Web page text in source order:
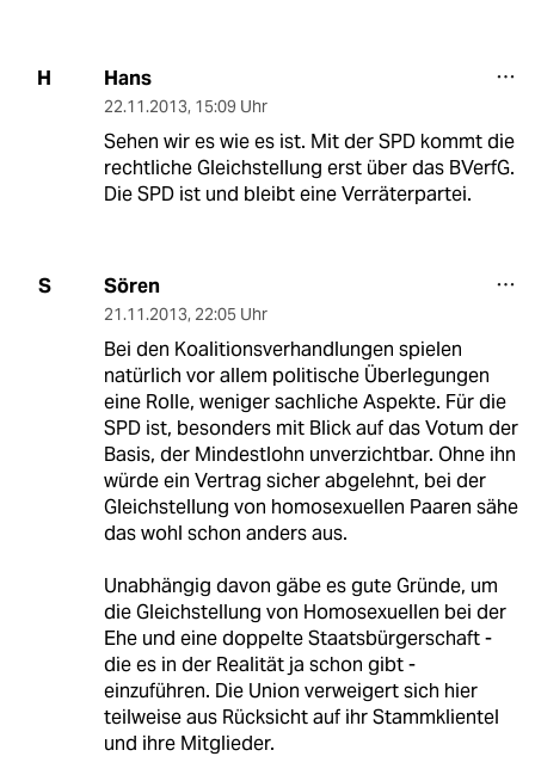
H Hans
22.11.2013, 15:09 Uhr
Sehen wir es wie es ist. Mit der SPD kommt die
rechtliche Gleichstellung erst über das BVerfG.
Die SPD ist und bleibt eine Verräterpartei.
S Sören
21.11.2013, 22:05 Uhr
Bei den Koalitionsverhandlungen spielen
natürlich vor allem politische Überlegungen
eine Rolle, weniger sachliche Aspekte. Für die
SPD ist, besonders mit Blick auf das Votum der
Basis, der Mindestlohn unverzichtbar. Ohne ihn
würde ein Vertrag sicher abgelehnt, bei der
Gleichstellung von homosexuellen Paaren sähe
das wohl schon anders aus.
Unabhängig davon gäbe es gute Gründe, um
die Gleichstellung von Homosexuellen bei der
Ehe und eine doppelte Staatsbürgerschaft -
die es in der Realität ja schon gibt -
einzuführen. Die Union verweigert sich hier
teilweise aus Rücksicht auf ihr Stammklientel
und ihre Mitglieder.